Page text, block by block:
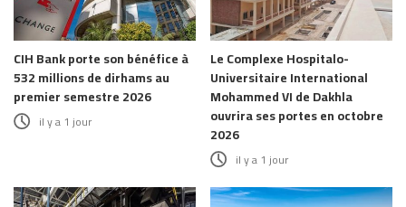
CIH Bank porte son bénéfice à
532 millions de dirhams au
premier semestre 2026
il y a 1 jour
Le Complexe Hospitalo-
Universitaire International
Mohammed VI de Dakhla
ouvrira ses portes en octobre
2026
il y a 1 jour